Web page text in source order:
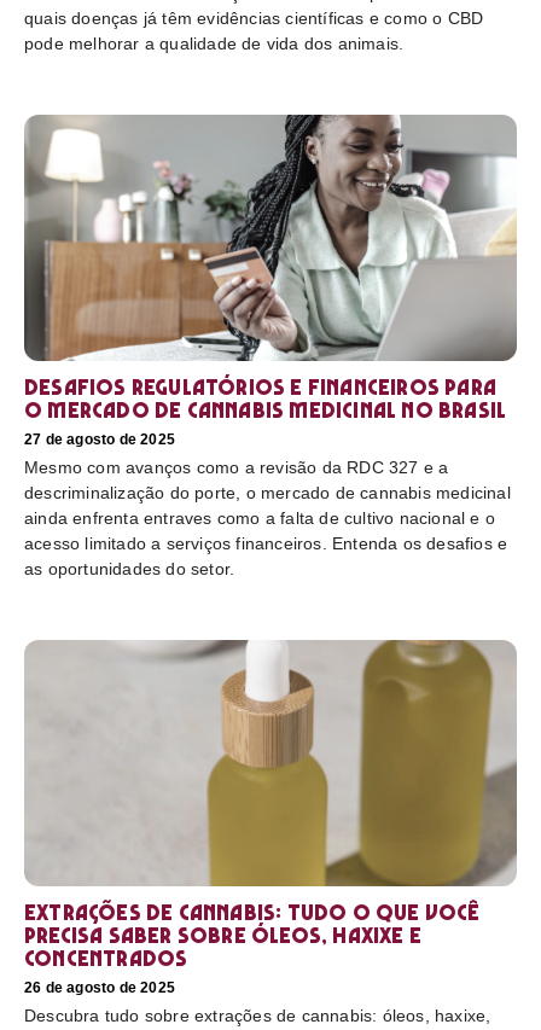
quais doenças já têm evidências científicas e como o CBD
pode melhorar a qualidade de vida dos animais.
Desafios regulatórios e financeiros para
o mercado de cannabis medicinal no Brasil
27 de agosto de 2025
Mesmo com avanços como a revisão da RDC 327 e a
descriminalização do porte, o mercado de cannabis medicinal
ainda enfrenta entraves como a falta de cultivo nacional e o
acesso limitado a serviços financeiros. Entenda os desafios e
as oportunidades do setor.
Extrações de cannabis: tudo o que você
precisa saber sobre óleos, haxixe e
concentrados
26 de agosto de 2025
Descubra tudo sobre extrações de cannabis: óleos, haxixe,